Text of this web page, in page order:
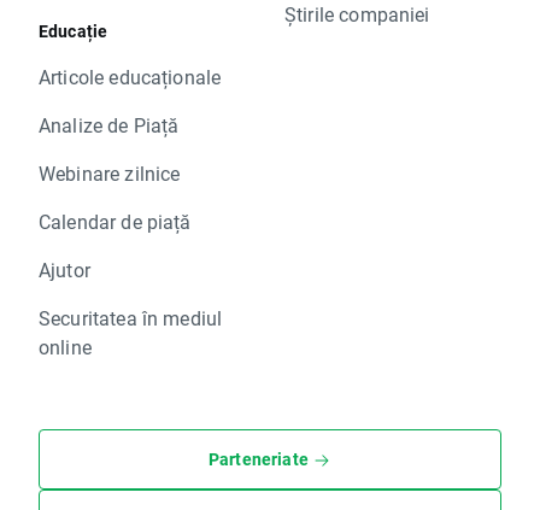
Educație
Articole educaționale
Analize de Piață
Webinare zilnice
Calendar de piață
Ajutor
Securitatea în mediul
online
Știrile companiei
Parteneriate